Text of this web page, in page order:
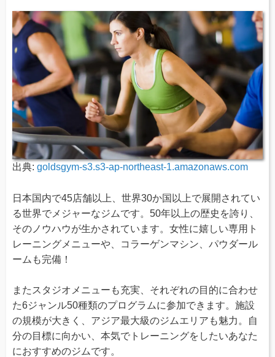
出典: goldsgym-s3.s3-ap-northeast-1.amazonaws.com
日本国内で45店舗以上、世界30か国以上で展開されてい
る世界でメジャーなジムです。50年以上の歴史を誇り、
そのノウハウが生かされています。女性に嬉しい専用ト
レーニングメニューや、コラーゲンマシン、パウダール
ームも完備！
またスタジオメニューも充実、それぞれの目的に合わせ
た6ジャンル50種類のプログラムに参加できます。施設
の規模が大きく、アジア最大級のジムエリアも魅力。自
分の目標に向かい、本気でトレーニングをしたいあなた
におすすめのジムです。